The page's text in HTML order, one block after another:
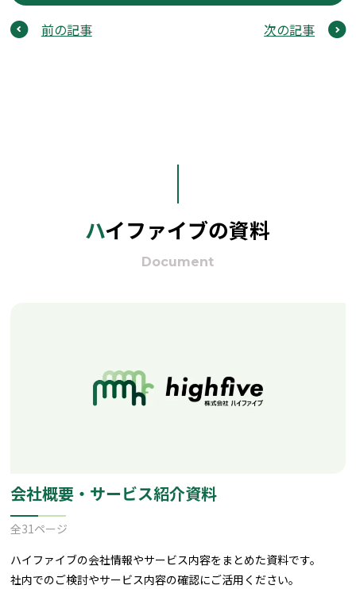
前の記事 次の記事
ハイファイブの資料
Document
会社概要・サービス紹介資料
全31ページ
ハイファイブの会社情報やサービス内容をまとめた資料です。
社内でのご検討やサービス内容の確認にご活用ください。